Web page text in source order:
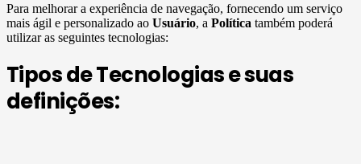
Para melhorar a experiência de navegação, fornecendo um serviço
mais ágil e personalizado ao Usuário, a Política também poderá
utilizar as seguintes tecnologias:
Tipos de Tecnologias e suas
definições: